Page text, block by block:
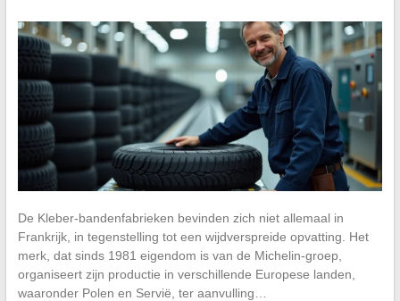
De Kleber-bandenfabrieken bevinden zich niet allemaal in
Frankrijk, in tegenstelling tot een wijdverspreide opvatting. Het
merk, dat sinds 1981 eigendom is van de Michelin-groep,
organiseert zijn productie in verschillende Europese landen,
waaronder Polen en Servië, ter aanvulling…